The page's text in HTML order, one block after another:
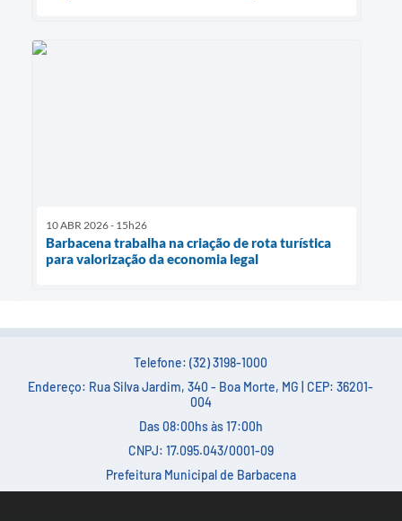
10 ABR 2026 - 15h26
Barbacena trabalha na criação de rota turística
para valorização da economia legal
Telefone: (32) 3198-1000
Endereço: Rua Silva Jardim, 340 - Boa Morte, MG | CEP: 36201-
004
Das 08:00hs às 17:00h
CNPJ: 17.095.043/0001-09
Prefeitura Municipal de Barbacena